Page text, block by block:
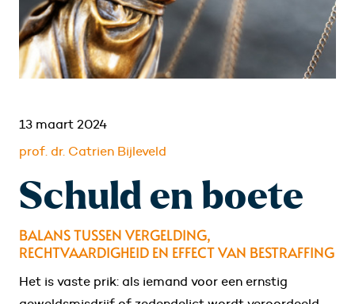
13 maart 2024
prof. dr. Catrien Bijleveld
Schuld en boete
BALANS TUSSEN VERGELDING,
RECHTVAARDIGHEID EN EFFECT VAN BESTRAFFING
Het is vaste prik: als iemand voor een ernstig